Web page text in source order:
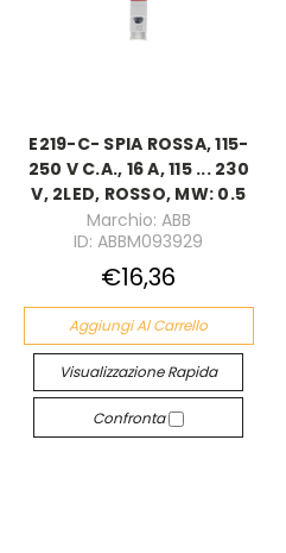
E219-C- SPIA ROSSA, 115-
250 V C.A., 16 A, 115 ... 230
V, 2LED, ROSSO, MW: 0.5
Marchio: ABB
ID: ABBM093929
€16,36
Aggiungi Al Carrello
Visualizzazione Rapida
Confronta